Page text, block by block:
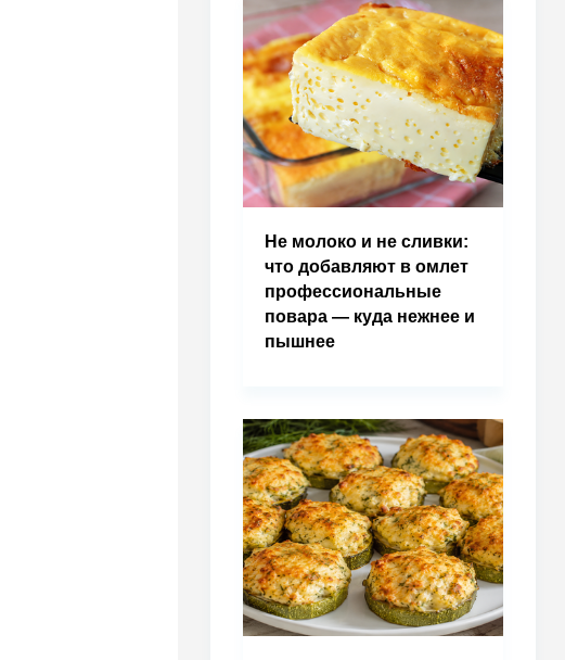
Не молоко и не сливки:
что добавляют в омлет
профессиональные
повара — куда нежнее и
пышнее